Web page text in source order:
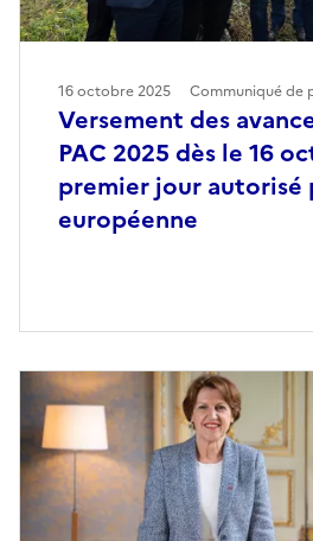
Versement des
PAC 2025 dès le 16
premier jour autorisé
européenne
16 octobre 2025 Communiqué de